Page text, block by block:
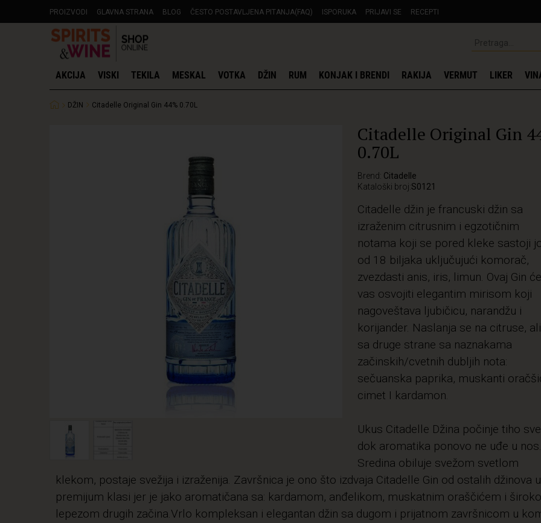
PROIZVODI GLAVNA STRANA BLOG ČESTO POSTAVLJENA PITANJA(FAQ) ISPORUKA PRIJAVI SE RECEPTI
AKCIJA VISKI TEKILA MESKAL VOTKA DŽIN RUM KONJAK I BRENDI RAKIJA VERMUT LIKER
DŽIN Citadelle Original Gin 44% 0.70L
Citadelle Original Gin
0.70L
Brend: Citadelle
Kataloški broj:S0121
Citadelle džin je francuski džin sa
izraženim citrusnim i egzotičnim
notama koji se pored kleke sastoji
od 18 biljaka uključujući komorač,
zvezdasti anis, iris, limun. Ovaj Gin će
vas osvojiti elegantim mirisom koji
nagoveštava ljubičicu, narandžu i
korijander. Naslanja se na citruse, ali
sa druge strane sa naznakama
začinskih/cvetnih dubljih nota:
sečuanska paprika, muskanti
cimet I kardamon.
Ukus Citadelle Džina počinje tiho sve
dok aromatika ponovo ne uđe u nos.
Sredina obiluje svežom svetlom
klekom, postaje svežija i izraženija. Završnica je ono što izdvaja Citadelle Gin od ostalih džinova u
premijum klasi jer je jako aromatičana sa: kardamom, anđelikom, muskatnim oraščićem i
lepezom drugih začina.Vrlo kompleksan i elegantan džin sa dugom i prijatnom završnicom u